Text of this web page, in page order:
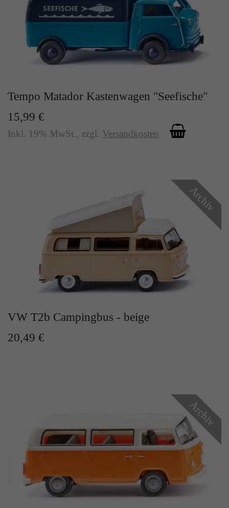
Tempo Matador Kastenwagen "Seefische"
15,99 €
Inkl. 19% MwSt., zzgl. Versandkosten
Archiv
VW T2b Campingbus - beige
20,49 €
Archiv